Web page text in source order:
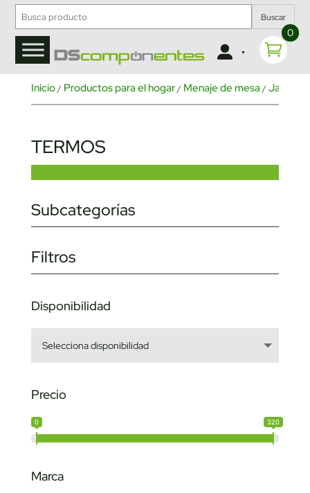
Buscar
0
Inicio/ Productos para el hogar/ Menaje de mesa / Jarras,
TERMOS
Subcategorías
Filtros
Disponibilidad
Precio
0 320
Marca